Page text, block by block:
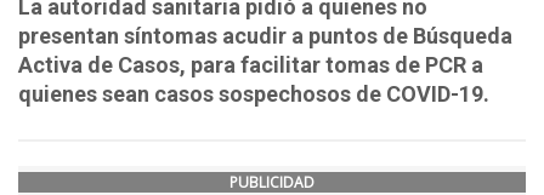
La autoridad sanitaria pidió a quienes no
presentan síntomas acudir a puntos de Búsqueda
Activa de Casos, para facilitar tomas de PCR a
quienes sean casos sospechosos de COVID-19.
PUBLICIDAD